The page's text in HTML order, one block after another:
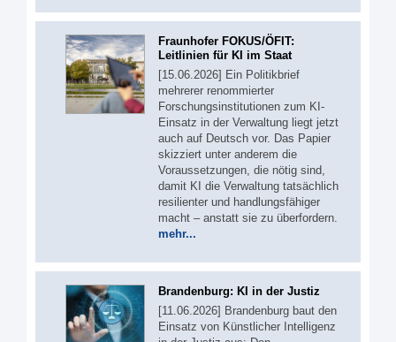
Fraunhofer FOKUS/ÖFIT:
Leitlinien für KI im Staat
[15.06.2026] Ein Politikbrief
mehrerer renommierter
Forschungsinstitutionen zum KI-
Einsatz in der Verwaltung liegt jetzt
auch auf Deutsch vor. Das Papier
skizziert unter anderem die
Voraussetzungen, die nötig sind,
damit KI die Verwaltung tatsächlich
resilienter und handlungsfähiger
macht – anstatt sie zu überfordern.
mehr...
Brandenburg: KI in der Justiz
[11.06.2026] Brandenburg baut den
Einsatz von Künstlicher Intelligenz